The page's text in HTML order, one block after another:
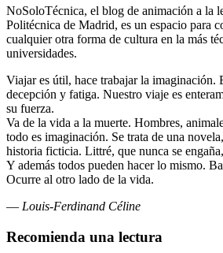
NoSoloTécnica, el blog de animación a la
Politécnica de Madrid, es un espacio para
cualquier otra forma de cultura en la más
universidades.
Viajar es útil, hace trabajar la imaginación.
decepción y fatiga. Nuestro viaje es
su fuerza.
Va de la vida a la muerte. Hombres,
todo es imaginación. Se trata de una
historia ficticia. Littré, que nunca se
Y además todos pueden hacer lo mismo.
Ocurre al otro lado de la vida.
— Louis-Ferdinand Céline
Recomienda una lectura